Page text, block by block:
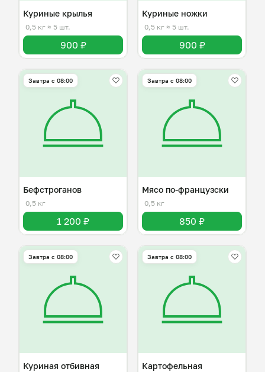
Куриные крылья
0,5 кг ≈ 5 шт.
900 ₽
Куриные ножки
0,5 кг ≈ 5 шт.
900 ₽
Завтра c 08:00
Бефстроганов
0,5 кг
1 200 ₽
Завтра c 08:00
Мясо по-французски
0,5 кг
850 ₽
Завтра c 08:00
Куриная отбивная
Завтра c 08:00
Картофельная